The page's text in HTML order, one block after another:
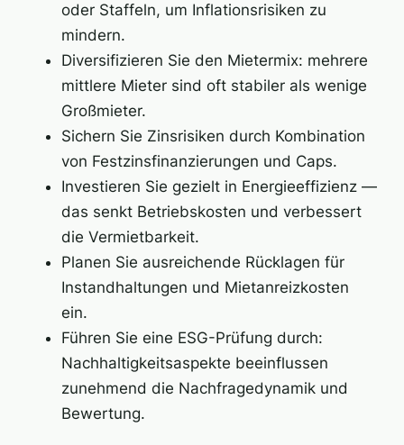
oder Staffeln, um Inflationsrisiken zu
mindern.
Diversifizieren Sie den Mietermix: mehrere
mittlere Mieter sind oft stabiler als wenige
Großmieter.
Sichern Sie Zinsrisiken durch Kombination
von Festzinsfinanzierungen und Caps.
Investieren Sie gezielt in Energieeffizienz —
das senkt Betriebskosten und verbessert
die Vermietbarkeit.
Planen Sie ausreichende Rücklagen für
Instandhaltungen und Mietanreizkosten
ein.
Führen Sie eine ESG-Prüfung durch:
Nachhaltigkeitsaspekte beeinflussen
zunehmend die Nachfragedynamik und
Bewertung.